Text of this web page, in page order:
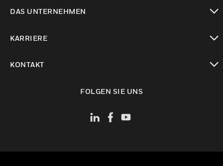
DAS UNTERNEHMEN
KARRIERE
KONTAKT
FOLGEN SIE UNS